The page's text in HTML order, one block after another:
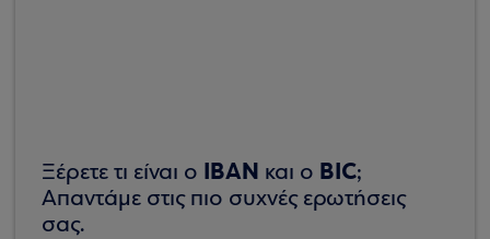
Ξέρετε τι είναι ο IBAN και ο BIC;
Απαντάμε στις πιο συχνές ερωτήσεις
σας.